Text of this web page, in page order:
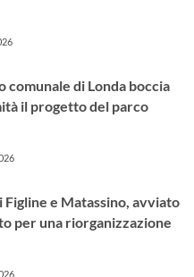
comunale di Londa boccia
il progetto del parco
e Matassino, avviato
per una riorganizzazione